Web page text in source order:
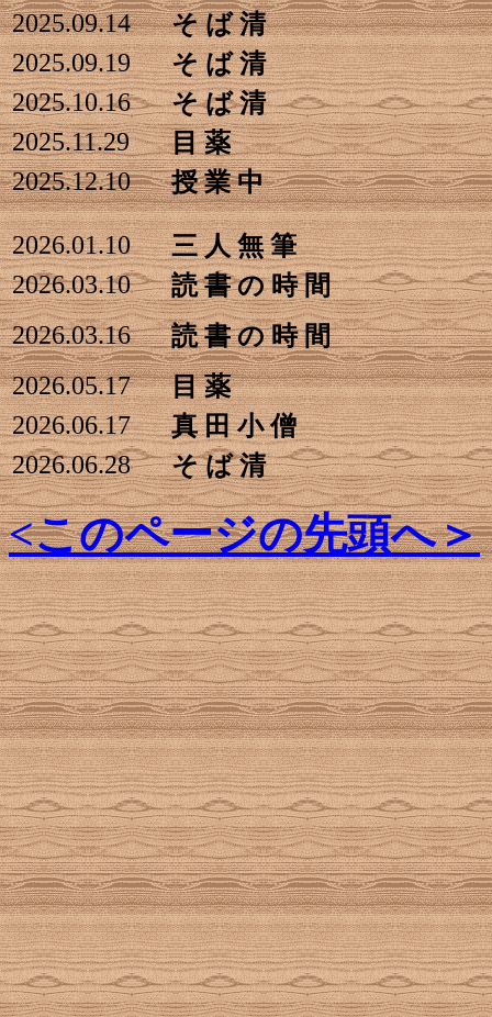
2025.09.14
そ ば 清
2025.09.19
そ ば 清
2025.10.16
そ ば 清
2025.11.29
目 薬
2025.12.10
授 業 中
2026.01.10
三 人 無 筆
2026.03.10
読 書 の 時 間
2026.03.16
読 書 の 時 間
2026.05.17
目 薬
2026.06.17
真 田 小 僧
2026.06.28
そ ば 清
<このページの先頭へ＞